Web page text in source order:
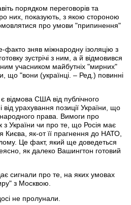
порядком переговорів та
них, показують, з якою стороною
про умови "припинення"
зняв міжнародну ізоляцію з
зустрічі з ним, а й відмовився
учасником майбутніх "мирних"
що "вони (українці. – Ред.) повинні
відмова США від публічного
від урахування позиції України, що
права. Вимоги про
з України чи про те, що Росія має
Києва, як-от її прагнення до НАТО,
Це факт, який ще доведеться
як далеко Вашингтон готовий
сигнали про те, на яких умовах
з Москвою.
не пролунали.